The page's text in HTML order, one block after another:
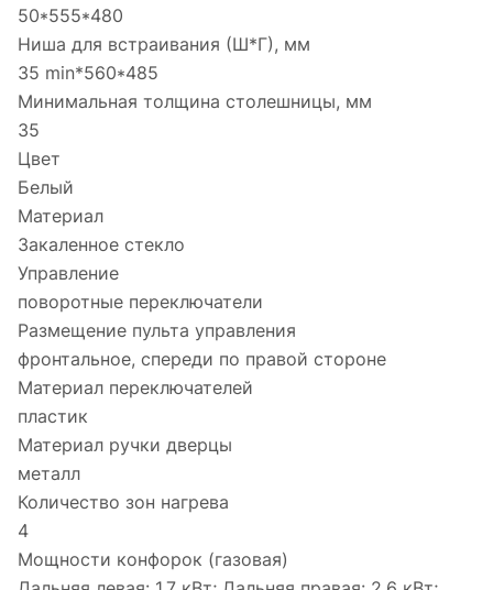
50*555*480
Ниша для встраивания (Ш*Г), мм
35 min*560*485
Минимальная толщина столешницы, мм
35
Цвет
Белый
Материал
Закаленное стекло
Управление
поворотные переключатели
Размещение пульта управления
фронтальное, спереди по правой стороне
Материал переключателей
пластик
Материал ручки дверцы
металл
Количество зон нагрева
4
Мощности конфорок (газовая)